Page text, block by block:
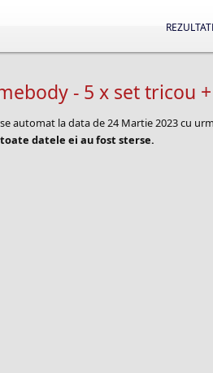
- 5 x set tricou
automat la data de 24 Martie 2023 cu
datele ei au fost sterse.